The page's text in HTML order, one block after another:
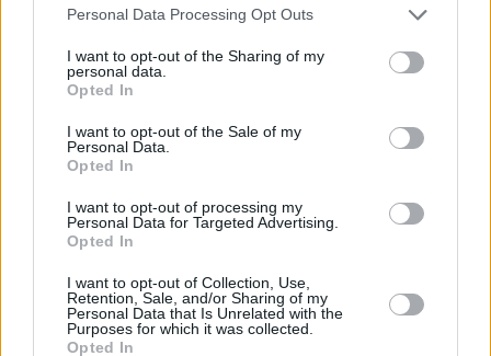
Personal Data Processing Opt Outs
I want to opt-out of the Sharing of my
personal data.
Opted In
I want to opt-out of the Sale of my
Personal Data.
Opted In
I want to opt-out of processing my
Personal Data for Targeted Advertising.
Opted In
I want to opt-out of Collection, Use,
Retention, Sale, and/or Sharing of my
Personal Data that Is Unrelated with the
Purposes for which it was collected.
Opted In
Πρεμιέρα για την Έλλη Στάη και το πρόγραμμα
του Open – Νούμερα τηλεθέασης και
Life & Style